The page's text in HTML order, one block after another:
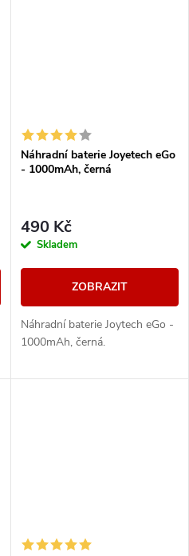
Náhradní baterie Joyetech eGo
- 1000mAh, černá
490 Kč
Skladem
ZOBRAZIT
Náhradní baterie Joytech eGo -
1000mAh, černá.